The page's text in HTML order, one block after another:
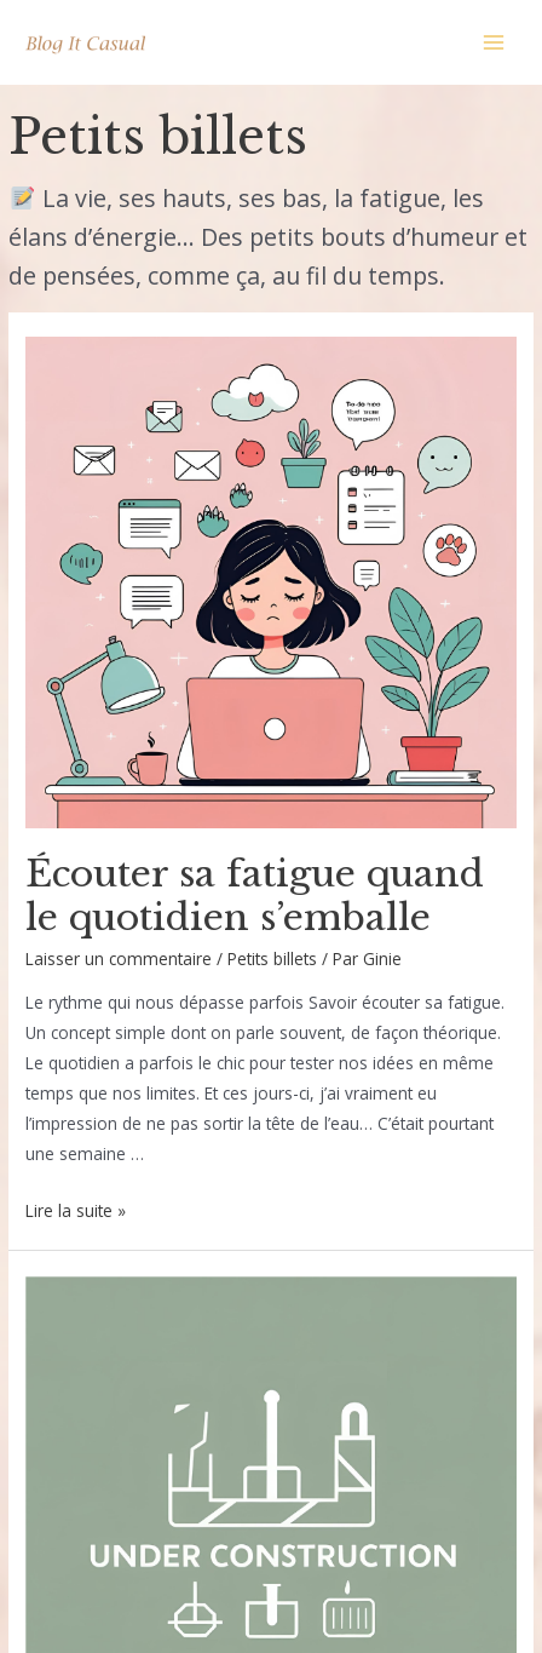
Petits billets
La vie, ses hauts, ses bas, la fatigue, les
élans d’énergie… Des petits bouts d’humeur et
de pensées, comme ça, au fil du temps.
Écouter sa fatigue quand
le quotidien s’emballe
Laisser un commentaire /Petits billets / Par Ginie
Le rythme qui nous dépasse parfois Savoir écouter sa fatigue.
Un concept simple dont on parle souvent, de façon théorique.
Le quotidien a parfois le chic pour tester nos idées en même
temps que nos limites. Et ces jours-ci, j’ai vraiment eu
l’impression de ne pas sortir la tête de l’eau… C’était pourtant
une semaine …
Écouter
Lire la suite »